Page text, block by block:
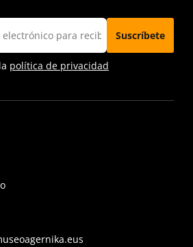
política de privacidad